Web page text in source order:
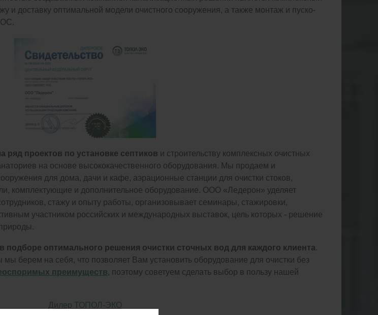
и доставку оптимальной модели очистного сооружения, а также монтаж и пуско-
проектов по установке септиков и строительству комплексных очистных
на основе высококачественного оборудования. Мы продаем и
для дома, дачи и кафе, аэрационные станции для очистки стоков,
комплектующие и дополнительное оборудование. ООО «Ледерон» уделяет
стажу и опыту работы, организовывает семинары, стажировки,
участником российских и международных выставок, цель которых - решение
подборе оптимального решения очистки сточных вод для каждого клиента.
берем на себя, что позволяет Вам установить оборудование для очистки без
преимуществ, поэтому советуем сделать выбор в пользу нашей
Дилер ТОПОЛ-ЭКО